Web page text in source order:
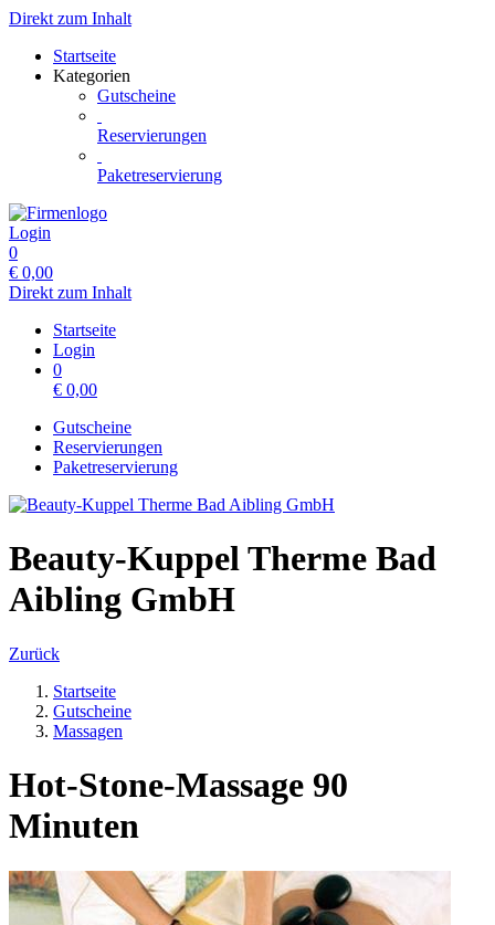
Direkt zum Inhalt
Startseite
Kategorien
Gutscheine
Reservierungen
Paketreservierung
Login
0
€ 0,00
Direkt zum Inhalt
Startseite
Login
0
€ 0,00
Gutscheine
Reservierungen
Paketreservierung
Beauty-Kuppel Therme Bad
Aibling GmbH
Zurück
Startseite
Gutscheine
Massagen
Hot-Stone-Massage 90
Minuten